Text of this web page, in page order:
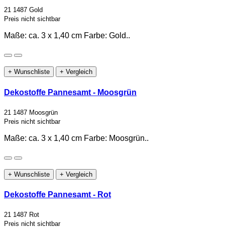
21 1487 Gold
Preis nicht sichtbar
Maße: ca. 3 x 1,40 cm Farbe: Gold..
+ Wunschliste + Vergleich
Dekostoffe Pannesamt - Moosgrün
21 1487 Moosgrün
Preis nicht sichtbar
Maße: ca. 3 x 1,40 cm Farbe: Moosgrün..
+ Wunschliste + Vergleich
Dekostoffe Pannesamt - Rot
21 1487 Rot
Preis nicht sichtbar